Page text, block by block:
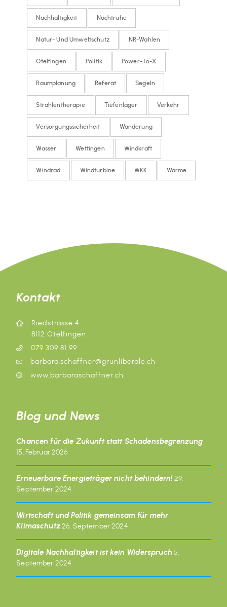
Nachhaltigkeit Nachtruhe
Natur- Und Umweltschutz NR-Wahlen
Otelfingen Politik Power-To-X
Raumplanung Referat Segeln
Strahlentherapie Tiefenlager Verkehr
Versorgungssicherheit Wanderung
Wasser Wettingen Windkraft
Windrad Windturbine WKK Wärme
Kontakt
Riedstrasse 4
8112 Otelfingen
079 309 81 99
barbara.schaffner@grunliberale.ch
www.barbaraschaffner.ch
Blog und News
Chancen für die Zukunft statt Schadensbegrenzung
15. Februar 2026
Erneuerbare Energieträger nicht behindern! 29.
September 2024
Wirtschaft und Politik gemeinsam für mehr
Klimaschutz26. September 2024
Digitale Nachhaltigkeit ist kein Widerspruch 5.
September 2024